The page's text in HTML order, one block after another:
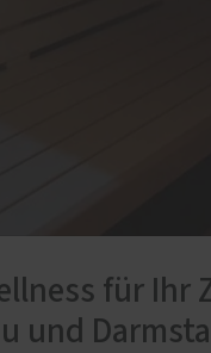
für Ihr
und